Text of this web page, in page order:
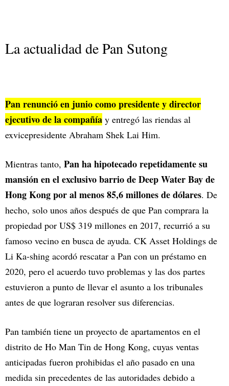
La actualidad de Pan Sutong
Pan renunció en junio como presidente y director
ejecutivo de la compañía y entregó las riendas al
exvicepresidente Abraham Shek Lai Him.
Mientras tanto, Pan ha hipotecado repetidamente su
mansión en el exclusivo barrio de Deep Water Bay de
Hong Kong por al menos 85,6 millones de dólares. De
hecho, solo unos años después de que Pan comprara la
propiedad por US$ 319 millones en 2017, recurrió a su
famoso vecino en busca de ayuda. CK Asset Holdings de
Li Ka-shing acordó rescatar a Pan con un préstamo en
2020, pero el acuerdo tuvo problemas y las dos partes
estuvieron a punto de llevar el asunto a los tribunales
antes de que lograran resolver sus diferencias.
Pan también tiene un proyecto de apartamentos en el
distrito de Ho Man Tin de Hong Kong, cuyas ventas
anticipadas fueron prohibidas el año pasado en una
medida sin precedentes de las autoridades debido a